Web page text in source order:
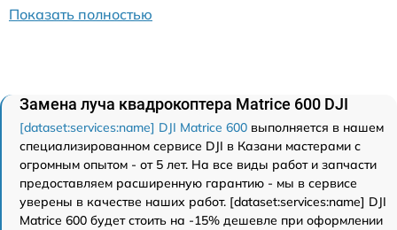
Показать полностью
Замена луча квадрокоптера Matrice 600 DJI
[dataset:services:name] DJI Matrice 600 выполняется в нашем
специализированном сервисе DJI в Казани мастерами с
огромным опытом - от 5 лет. На все виды работ и запчасти
предоставляем расширенную гарантию - мы в сервисе
уверены в качестве наших работ. [dataset:services:name] DJI
Matrice 600 будет стоить на -15% дешевле при оформлении